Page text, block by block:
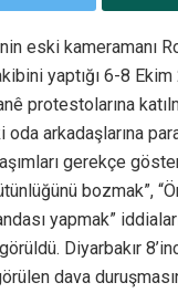
eski kameramanı
yaptığı 6-8
protestolarına
arkadaşlarına
gerekçe
bozmak”,
yapmak”
Diyarbakır
dava